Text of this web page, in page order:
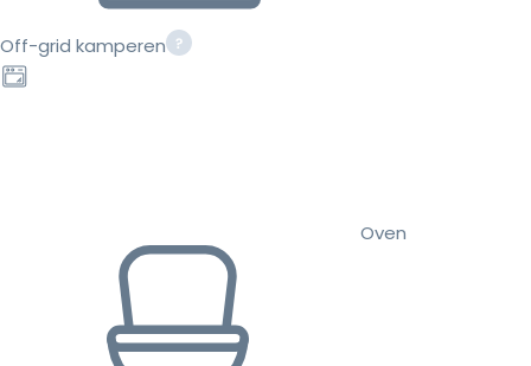
Off-grid kamperen
Oven